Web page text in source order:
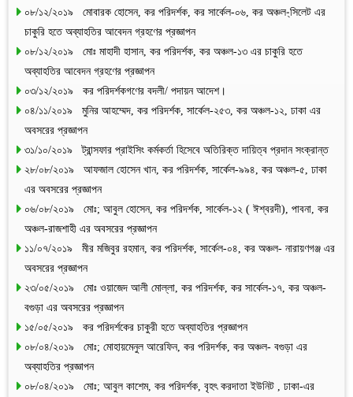
০৮/১২/২০১৯ মোবারক হোসেন, কর পরিদর্শক, কর সার্কেল-০৬, কর অঞ্চল-্সিলেট এর
চাকুরি হতে অব্যাহতির আবেদন গ্রহণের প্রজ্ঞাপন
০৮/১২/২০১৯ মোঃ মাহাদী হাসান, কর পরিদর্শক, কর অঞ্চল-১৩ এর চাকুরি হতে
অব্যাহতির আবেদন গ্রহণের প্রজ্ঞাপন
০৩/১২/২০১৯ কর পরিদর্শকগণের বদলী/ পদায়ন আদেশ।
০৪/১১/২০১৯ মুনির আহম্মেদ, কর পরিদর্শক, সার্কেল-২৫৩, কর অঞ্চল-১২, ঢাকা এর
অবসরের প্রজ্ঞাপন
৩১/১০/২০১৯ ট্রান্সফার প্রাইসিং কর্মকর্তা হিসেবে অতিরিক্ত দায়িত্ব প্রদান সংক্রান্ত
২৮/০৮/২০১৯ আফজাল হোসেন খান, কর পরিদর্শক, সার্কেল-৯৯৪, কর অঞ্চল-৫, ঢাকা
এর অবসরের প্রজ্ঞাপন
০৬/০৮/২০১৯ মোঃ; আবুল হোসেন, কর পরিদর্শক, সার্কেল-১২ ( ঈশ্বরদী), পাবনা, কর
অঞ্চল-রাজশাহী এর অবসরের প্রজ্ঞাপন
১১/০৭/২০১৯ মীর মজিবুর রহমান, কর পরিদর্শক, সার্কেল-০৪, কর অঞ্চল- নারায়ণগঞ্জ এর
অবসরের প্রজ্ঞাপন
২৩/০৫/২০১৯ মোঃ ওয়াজেদ আলী মোল্লা, কর পরিদর্শক, কর সার্কেল-১৭, কর অঞ্চল-
বগুড়া এর অবসরের প্রজ্ঞাপন
১৫/০৫/২০১৯ কর পরিদর্শকের চাকুরী হতে অব্যাহতির প্রজ্ঞাপন
০৮/০৪/২০১৯ মোঃ; মোহায়মেনুল আরেফিন, কর পরিদর্শক, কর অঞ্চল- বগুড়া এর
অব্যাহতির প্রজ্ঞাপন
০৮/০৪/২০১৯ মোঃ; আবুল কাশেম, কর পরিদর্শক, বৃহৎ করদাতা ইউনিট , ঢাকা-এর